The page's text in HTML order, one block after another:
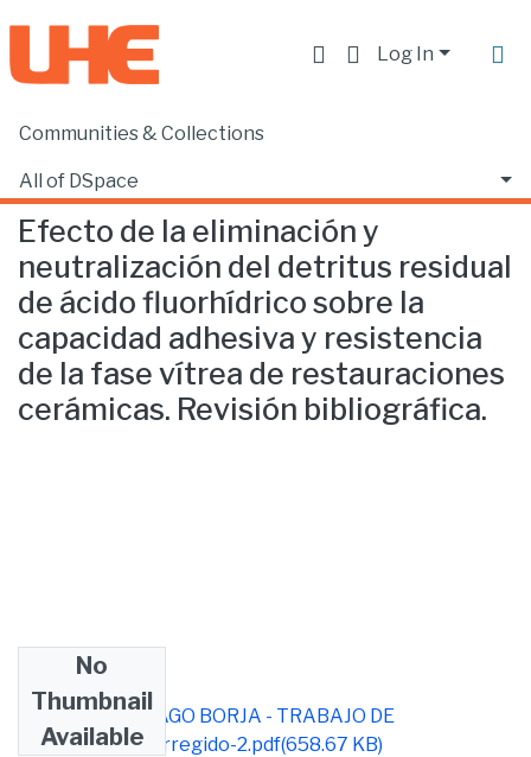
Log In
Communities & Collections
All of DSpace
Statistics
Home
Efecto de la eliminación y
neutralización del detritus residual
de ácido fluorhídrico sobre la
capacidad adhesiva y resistencia
de la fase vítrea de restauraciones
cerámicas. Revisión bibliográfica.
No
Thumbnail
Available
JORDDY SANTIAGO BORJA - TRABAJO DE
TITULACION corregido-2.pdf(658.67 KB)